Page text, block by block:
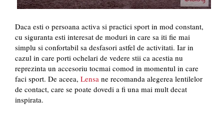
Daca esti o persoana activa si practici sport in mod constant,
cu siguranta esti interesat de moduri in care sa iti fie mai
simplu si confortabil sa desfasori astfel de activitati. Iar in
cazul in care porti ochelari de vedere stii ca acestia nu
reprezinta un accesoriu tocmai comod in momentul in care
faci sport. De aceea, Lensa ne recomanda alegerea lentilelor
de contact, care se poate dovedi a fi una mai mult decat
inspirata.